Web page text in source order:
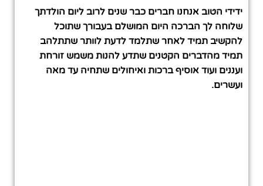
ידידי הטוב אנחנו חברים כבר שנים לרוב ליום הולדתך
שלוחה לך הברכה היום המושלם בעבורך שתוכל
להקשיב תמיד לאחר שתלמד לדעת לוותר שתתלהב
תמיד מהדברים הקטנים שתדע להנות משמש זורחת
ועננים ועוד אוסיף ברכות ואיחולים שתחיה עד מאה
ועשרים.